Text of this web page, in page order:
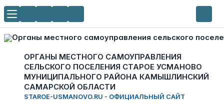
ОРГАНЫ МЕСТНОГО САМОУПРАВЛЕНИЯ
СЕЛЬСКОГО ПОСЕЛЕНИЯ СТАРОЕ УСМАНОВО
МУНИЦИПАЛЬНОГО РАЙОНА КАМЫШЛИНСКИЙ
САМАРСКОЙ ОБЛАСТИ
STAROE-USMANOVO.RU - ОФИЦИАЛЬНЫЙ САЙТ